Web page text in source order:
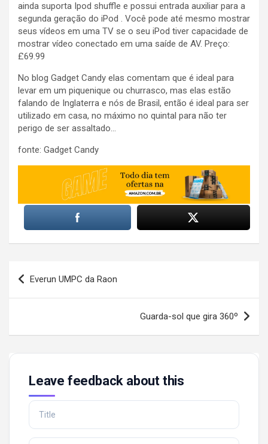
ainda suporta Ipod shuffle e possui entrada auxiliar para a
segunda geração do iPod . Você pode até mesmo mostrar
seus vídeos em uma TV se o seu iPod tiver capacidade de
mostrar vídeo conectado em uma saíde de AV. Preço:
£69.99
No blog Gadget Candy elas comentam que é ideal para
levar em um piquenique ou churrasco, mas elas estão
falando de Inglaterra e nós de Brasil, então é ideal para ser
utilizado em casa, no máximo no quintal para não ter
perigo de ser assaltado…
fonte: Gadget Candy
Post
navigation
Everun UMPC da Raon
Guarda-sol que gira 360º
Leave feedback about this